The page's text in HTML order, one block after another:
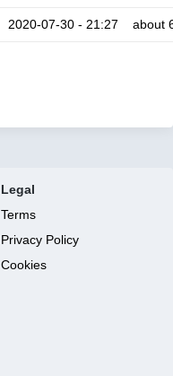
2020-07-30 - 21:27 about
Legal
Terms
Privacy Policy
Cookies